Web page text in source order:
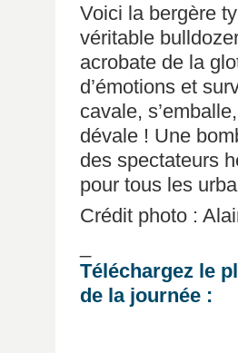
Voici la bergère
véritable
acrobate de la
d’émotions et
cavale,
dévale ! Une
des spectateurs
pour tous les
Crédit photo :
Téléchargez le
de la journée :